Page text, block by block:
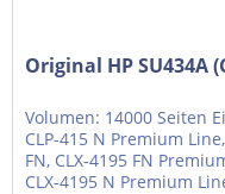
Original HP SU434A
Volumen: 14000 Seiten
CLP-415 N Premium
FN, CLX-4195 FN
CLX-4195 N Premium